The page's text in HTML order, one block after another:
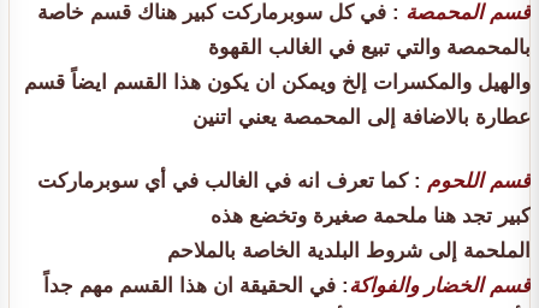
قسم المحمصة : في كل سوبرماركت كبير هناك قسم خاصة
بالمحمصة والتي تبيع في الغالب القهوة
والهيل والمكسرات إلخ ويمكن ان يكون هذا القسم ايضاً قسم
عطارة بالاضافة إلى المحمصة يعني اتنين
قسم اللحوم : كما تعرف انه في الغالب في أي سوبرماركت
كبير تجد هنا ملحمة صغيرة وتخضع هذه
الملحمة إلى شروط البلدية الخاصة بالملاحم
قسم الخضار والفواكة: في الحقيقة ان هذا القسم مهم جداً